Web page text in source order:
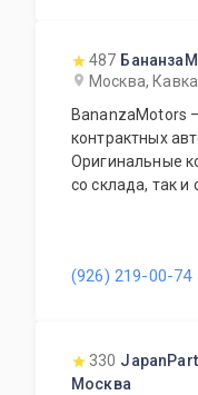
487
Москва,
BananzaMotors
контрактных
Оригинальные
со склада, так и
(926) 219-00-74
330
Москва